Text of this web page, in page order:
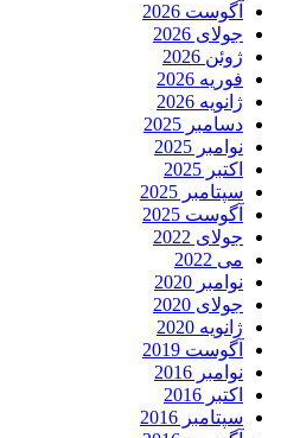
آگوست 2026
جولای 2026
ژوئن 2026
فوریه 2026
ژانویه 2026
دسامبر 2025
نوامبر 2025
اکتبر 2025
سپتامبر 2025
آگوست 2025
جولای 2022
می 2022
نوامبر 2020
جولای 2020
ژانویه 2020
آگوست 2019
نوامبر 2016
اکتبر 2016
سپتامبر 2016